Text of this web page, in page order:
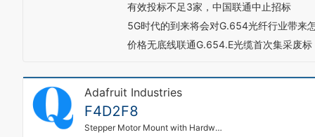
有效投标不足3家，中国联通中止招标
5G时代的到来将会对G.654光纤行业带来
价格无底线联通G.654.E光缆首次集采废标
Adafruit Industries
F4D2F8
Stepper Motor Mount with Hardware - NEMA-17 Sized